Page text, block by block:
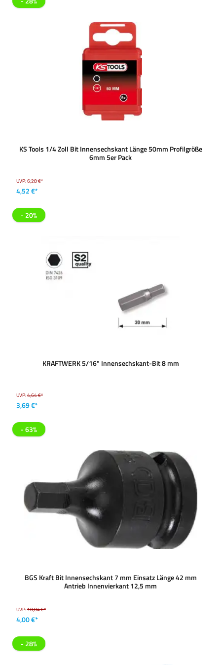
KS Tools 1/4 Zoll Bit Innensechskant Länge 50mm Profilgröße
6mm 5er Pack
UVP:6,28 €*
4,52 €*
- 20%
KRAFTWERK 5/16" Innensechskant-Bit 8 mm
UVP:4,64 €*
3,69 €*
- 63%
BGS Kraft Bit Innensechskant 7 mm Einsatz Länge 42 mm
Antrieb Innenvierkant 12,5 mm
UVP:10,84 €*
4,00 €*
- 28%